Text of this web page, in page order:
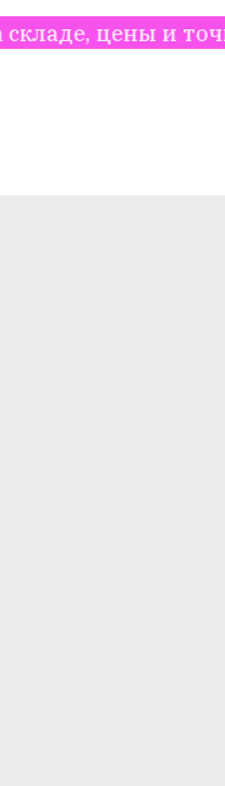
и точных